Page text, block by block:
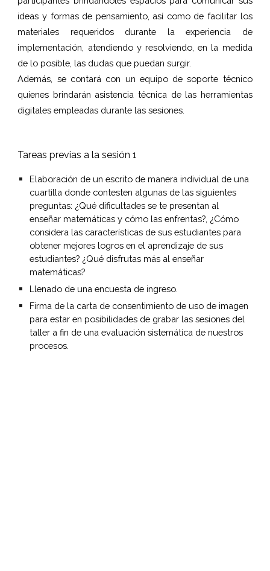
ideas y formas de pensamiento, así como de facilitar los
materiales requeridos durante la experiencia de
implementación, atendiendo y resolviendo, en la medida
de lo posible, las dudas que puedan surgir.
Además, se contará con un equipo de soporte técnico
quienes brindarán asistencia técnica de las herramientas
digitales empleadas durante las sesiones.
Tareas previas a la sesión 1
Elaboración de un escrito de manera individual de una
cuartilla donde contesten algunas de las siguientes
preguntas: ¿Qué dificultades se te presentan al
enseñar matemáticas y cómo las enfrentas?, ¿Cómo
considera las características de sus estudiantes para
obtener mejores logros en el aprendizaje de sus
estudiantes? ¿Qué disfrutas más al enseñar
matemáticas?
Llenado de una encuesta de ingreso.
Firma de la carta de consentimiento de uso de imagen
para estar en posibilidades de grabar las sesiones del
taller a fin de una evaluación sistemática de nuestros
procesos.